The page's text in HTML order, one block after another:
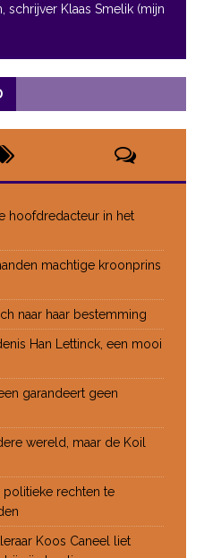
Klaas Smelik (mijn
hoofdredacteur in het
machtige kroonprins
naar haar bestemming
Han Lettinck, een mooi
garandeert geen
wereld, maar de Koil
rechten te
Koos Caneel liet